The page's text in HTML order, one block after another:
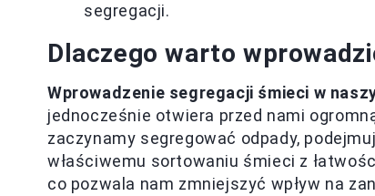
segregacji.
Dlaczego warto
Wprowadzenie segregacji śmieci w
jednocześnie otwiera przed nami
zaczynamy segregować odpady,
właściwemu sortowaniu śmieci z
co pozwala nam zmniejszyć wpływ na